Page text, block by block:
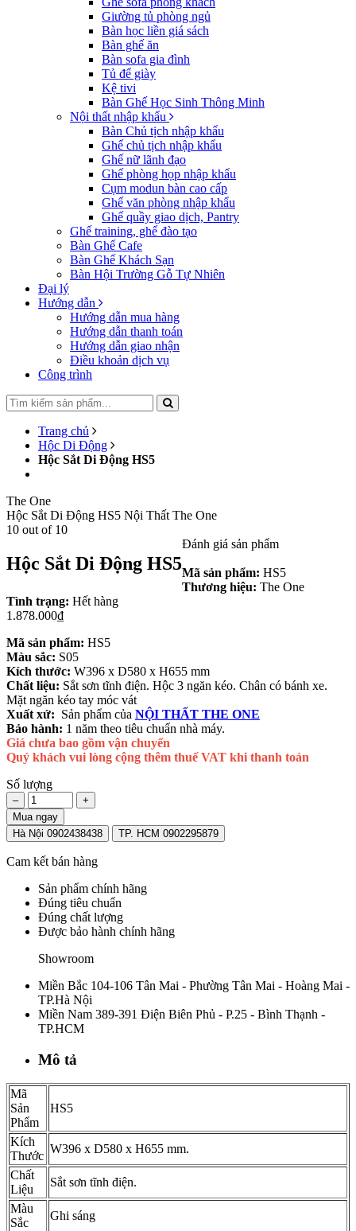
Giường tủ phòng ngủ
Bàn học liền giá sách
Bàn ghế ăn
Bàn sofa gia đình
Tủ để giày
Kệ tivi
Bàn Ghế Học Sinh Thông Minh
Nội thất nhập khẩu
Bàn Chủ tịch nhập khẩu
Ghế chủ tịch nhập khẩu
Ghế nữ lãnh đạo
Ghế phòng họp nhập khẩu
Cụm modun bàn cao cấp
Ghế văn phòng nhập khẩu
Ghế quầy giao dịch, Pantry
Ghế training, ghế đào tạo
Bàn Ghế Cafe
Bàn Ghế Khách Sạn
Bàn Hội Trường Gỗ Tự Nhiên
Đại lý
Hướng dẫn
Hướng dẫn mua hàng
Hướng dẫn thanh toán
Hướng dẫn giao nhận
Điều khoản dịch vụ
Công trình
Trang chủ
Hộc Di Động
Hộc Sắt Di Động HS5
The One
Hộc Sắt Di Động HS5 Nội Thất The One
10 out of 10
Hộc Sắt Di Động HS5
Đánh giá sản phẩm
Mã sản phẩm: HS5
Thương hiệu: The One
Tình trạng: Hết hàng
1.878.000₫
Mã sản phẩm: HS5
Màu sắc: S05
Kích thước: W396 x D580 x H655 mm
Chất liệu: Sắt sơn tĩnh điện. Hộc 3 ngăn kéo. Chân có bánh xe.
Mặt ngăn kéo tay móc vát
Xuất xứ: Sản phẩm của NỘI THẤT THE ONE
Bảo hành: 1 năm theo tiêu chuẩn nhà máy.
Giá chưa bao gồm vận chuyển
Quý khách vui lòng cộng thêm thuế VAT khi thanh toán
Số lượng
–
+
Mua ngay
Hà Nội 0902438438
TP. HCM 0902295879
Cam kết bán hàng
Sản phẩm chính hãng
Đúng tiêu chuẩn
Đúng chất lượng
Được bảo hành chính hãng
Showroom
Miền Bắc 104-106 Tân Mai - Phường Tân Mai - Hoàng Mai -
TP.Hà Nội
Miền Nam 389-391 Điện Biên Phủ - P.25 - Bình Thạnh -
TP.HCM
Mô tả
Mã
Sản
Phẩm
HS5
Kích
Thước
W396 x D580 x H655 mm.
Chất
Liệu
Sắt sơn tĩnh điện.
Màu
Sắc
Ghi sáng